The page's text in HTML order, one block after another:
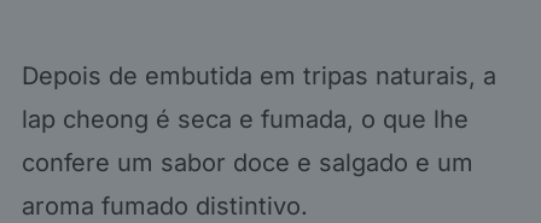
Depois de embutida em tripas naturais, a
lap cheong é seca e fumada, o que lhe
confere um sabor doce e salgado e um
aroma fumado distintivo.